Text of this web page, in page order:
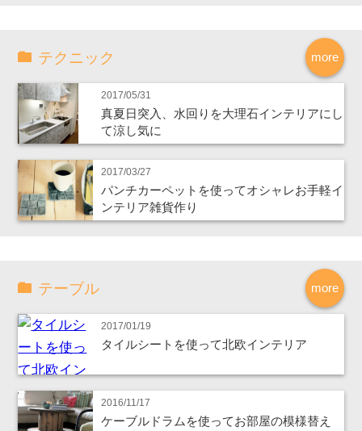
more
テクニック
2017/05/31
真夏日突入、水回りを大理石インテリアにし
て涼し気に
2017/03/27
パンチカーペットを使ってオシャレお手軽イ
ンテリア雑貨作り
more
テーブル
2017/01/19
タイルシートを使って北欧インテリア
2016/11/17
ケーブルドラムを使ってお部屋の模様替え